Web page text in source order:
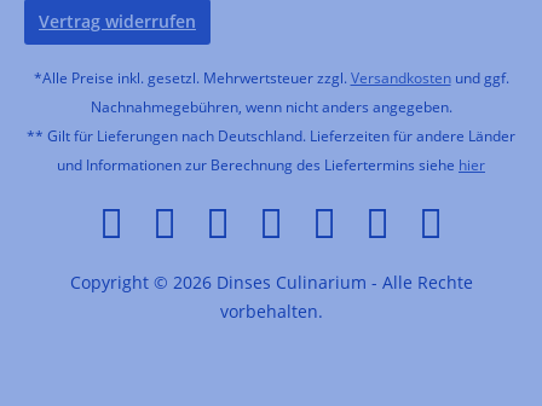
Vertrag widerrufen
*Alle Preise inkl. gesetzl. Mehrwertsteuer zzgl. Versandkostenund ggf.
Nachnahmegebühren, wenn nicht anders angegeben.
** Gilt für Lieferungen nach Deutschland. Lieferzeiten für andere Länder
und Informationen zur Berechnung des Liefertermins siehe hier
Copyright © 2026 Dinses Culinarium - Alle Rechte
vorbehalten.